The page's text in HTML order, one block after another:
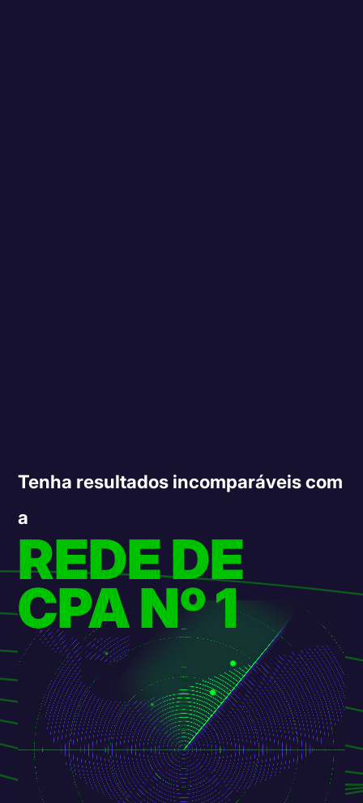
Tenha resultados incomparáveis com
a
REDE DE
CPA Nº 1